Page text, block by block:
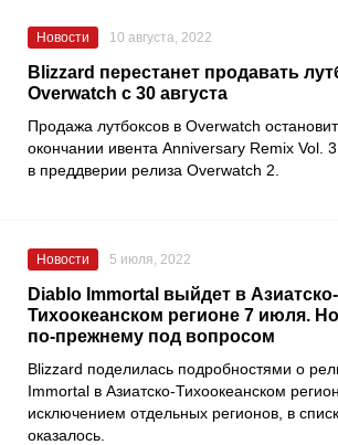
Новости 10 августа, 2022
Blizzard перестанет продавать
Overwatch с 30 августа
Продажа лутбоксов в Overwatch
окончании ивента Anniversary Remix Vol. 3
в преддверии релиза Overwatch 2
Новости 5 июля, 2022
Diablo Immortal выйдет в Азиатско-
Тихоокеанском регионе 7 июля.
по-прежнему под вопросом
Blizzard поделилась подробностями о
Immortal в Азиатско-Тихоокеанском
исключением отдельных регионов, в
оказалось.